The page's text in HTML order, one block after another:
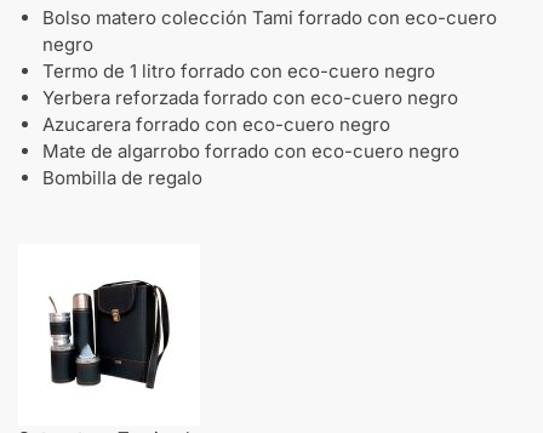
Bolso matero colección Tami forrado con eco-cuero
negro
Termo de 1 litro forrado con eco-cuero negro
Yerbera reforzada forrado con eco-cuero negro
Azucarera forrado con eco-cuero negro
Mate de algarrobo forrado con eco-cuero negro
Bombilla de regalo